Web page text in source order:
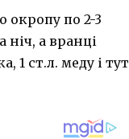
окропу по 2-3
ніч, а вранці
1 ст.л. меду і тут